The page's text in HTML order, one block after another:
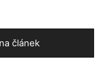
článek